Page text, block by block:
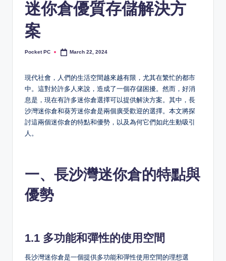
迷你倉優質存儲解決方
案
Posted
Pocket PC March 22, 2024
現代社會，人們的生活空間越來越有限，尤其在繁忙的都市
中。這對於許多人來說，造成了一個存儲困擾。然而，好消
息是，現在有許多迷你倉選擇可以提供解決方案。其中，長
沙灣迷你倉和葵芳迷你倉是兩個廣受歡迎的選擇。本文將探
討這兩個迷你倉的特點和優勢，以及為何它們如此生動吸引
人。
一、長沙灣迷你倉的特點與
優勢
1.1 多功能和彈性的使用空間
長沙灣迷你倉是一個提供多功能和彈性使用空間的理想選